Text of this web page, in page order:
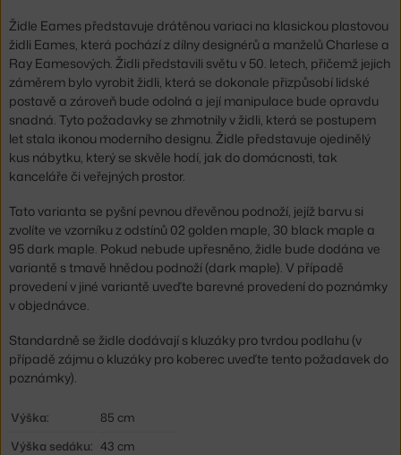
Židle Eames představuje drátěnou variaci na klasickou plastovou
židli Eames, která pochází z dílny designérů a manželů Charlese a
Ray Eamesových. Židli představili světu v 50. letech, přičemž jejich
záměrem bylo vyrobit židli, která se dokonale přizpůsobí lidské
postavě a zároveň bude odolná a její manipulace bude opravdu
snadná. Tyto požadavky se zhmotnily v židli, která se postupem
let stala ikonou moderního designu. Židle představuje ojedinělý
kus nábytku, který se skvěle hodí, jak do domácnosti, tak
kanceláře či veřejných prostor.
Tato varianta se pyšní pevnou dřevěnou podnoží, jejíž barvu si
zvolíte ve vzorníku z odstínů 02 golden maple, 30 black maple a
95 dark maple. Pokud nebude upřesněno, židle bude dodána ve
variantě s tmavě hnědou podnoží (dark maple). V případě
provedení v jiné variantě uveďte barevné provedení do poznámky
v objednávce.
Standardně se židle dodávají s kluzáky pro tvrdou podlahu (v
případě zájmu o kluzáky pro koberec uveďte tento požadavek do
poznámky).
Výška:
85 cm
Výška sedáku: 43 cm